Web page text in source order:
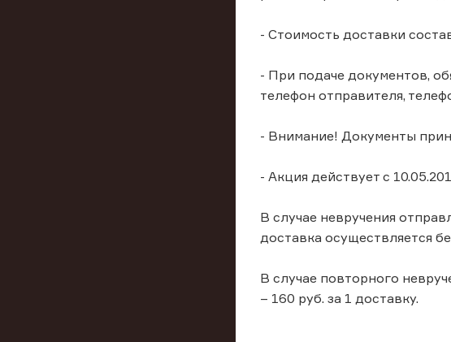
- Стоимость доставки
- При подаче документов,
телефон отправителя,
- Внимание! Документы
- Акция действует с
В случае невручения
доставка осуществляется
В случае повторного
– 160 руб. за 1 доставку.